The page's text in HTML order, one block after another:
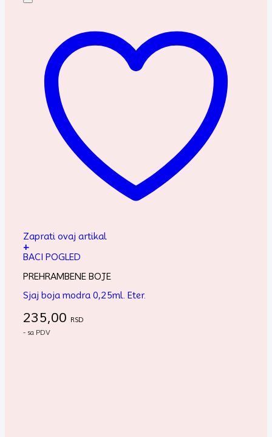
Zaprati ovaj artikal
+
BACI POGLED
PREHRAMBENE BOJE
Sjaj boja modra 0,25ml. Eter.
235,00 RSD
- sa PDV